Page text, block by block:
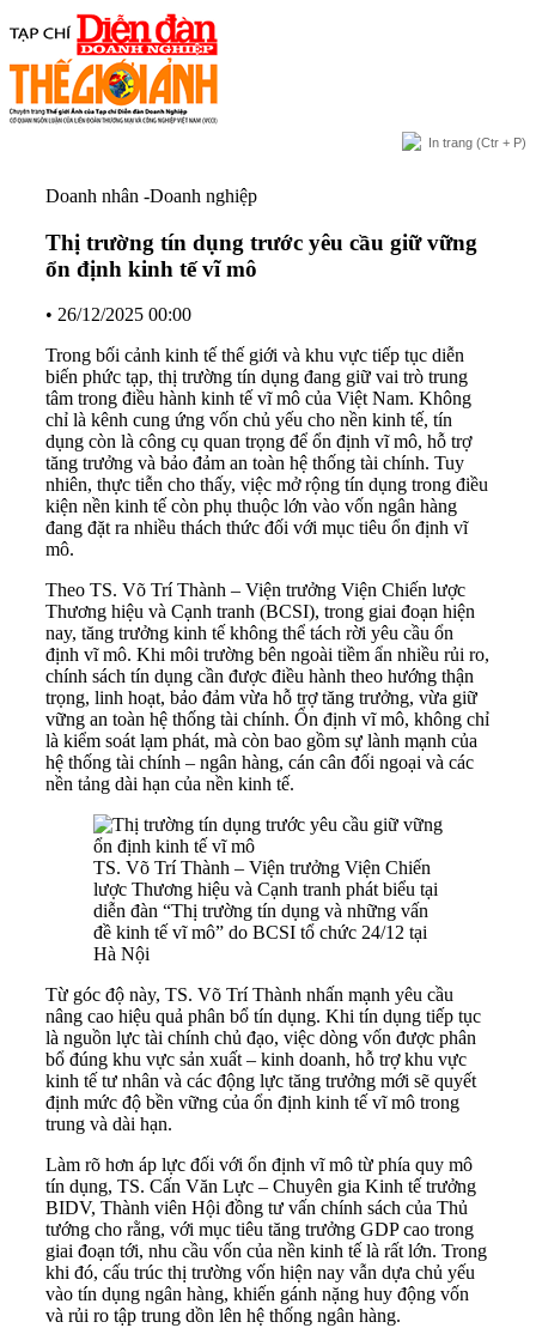
In trang (Ctr + P)
Doanh nhân -Doanh nghiệp
Thị trường tín dụng trước yêu cầu giữ vững
ổn định kinh tế vĩ mô
• 26/12/2025 00:00
Trong bối cảnh kinh tế thế giới và khu vực tiếp tục diễn
biến phức tạp, thị trường tín dụng đang giữ vai trò trung
tâm trong điều hành kinh tế vĩ mô của Việt Nam. Không
chỉ là kênh cung ứng vốn chủ yếu cho nền kinh tế, tín
dụng còn là công cụ quan trọng để ổn định vĩ mô, hỗ trợ
tăng trưởng và bảo đảm an toàn hệ thống tài chính. Tuy
nhiên, thực tiễn cho thấy, việc mở rộng tín dụng trong điều
kiện nền kinh tế còn phụ thuộc lớn vào vốn ngân hàng
đang đặt ra nhiều thách thức đối với mục tiêu ổn định vĩ
mô.
Theo TS. Võ Trí Thành – Viện trưởng Viện Chiến lược
Thương hiệu và Cạnh tranh (BCSI), trong giai đoạn hiện
nay, tăng trưởng kinh tế không thể tách rời yêu cầu ổn
định vĩ mô. Khi môi trường bên ngoài tiềm ẩn nhiều rủi ro,
chính sách tín dụng cần được điều hành theo hướng thận
trọng, linh hoạt, bảo đảm vừa hỗ trợ tăng trưởng, vừa giữ
vững an toàn hệ thống tài chính. Ổn định vĩ mô, không chỉ
là kiểm soát lạm phát, mà còn bao gồm sự lành mạnh của
hệ thống tài chính – ngân hàng, cán cân đối ngoại và các
nền tảng dài hạn của nền kinh tế.
TS. Võ Trí Thành – Viện trưởng Viện Chiến
lược Thương hiệu và Cạnh tranh phát biểu tại
diễn đàn “Thị trường tín dụng và những vấn
đề kinh tế vĩ mô” do BCSI tổ chức 24/12 tại
Hà Nội
Từ góc độ này, TS. Võ Trí Thành nhấn mạnh yêu cầu
nâng cao hiệu quả phân bổ tín dụng. Khi tín dụng tiếp tục
là nguồn lực tài chính chủ đạo, việc dòng vốn được phân
bổ đúng khu vực sản xuất – kinh doanh, hỗ trợ khu vực
kinh tế tư nhân và các động lực tăng trưởng mới sẽ quyết
định mức độ bền vững của ổn định kinh tế vĩ mô trong
trung và dài hạn.
Làm rõ hơn áp lực đối với ổn định vĩ mô từ phía quy mô
tín dụng, TS. Cấn Văn Lực – Chuyên gia Kinh tế trưởng
BIDV, Thành viên Hội đồng tư vấn chính sách của Thủ
tướng cho rằng, với mục tiêu tăng trưởng GDP cao trong
giai đoạn tới, nhu cầu vốn của nền kinh tế là rất lớn. Trong
khi đó, cấu trúc thị trường vốn hiện nay vẫn dựa chủ yếu
vào tín dụng ngân hàng, khiến gánh nặng huy động vốn
và rủi ro tập trung dồn lên hệ thống ngân hàng.